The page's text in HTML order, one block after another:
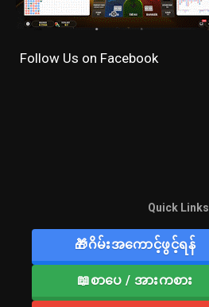
Follow Us on Facebook
Quick Links
🎁ဂိမ်းအကောင့်ဖွင့်ရန်
📖စာပေ / အားကစား